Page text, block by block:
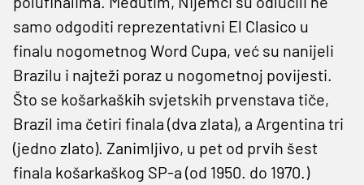
samo odgoditi reprezentativni El Clasico u
finalu nogometnog Word Cupa, već su nanijeli
Brazilu i najteži poraz u nogometnoj povijesti.
Što se košarkaških svjetskih prvenstava tiče,
Brazil ima četiri finala (dva zlata), a Argentina tri
(jedno zlato). Zanimljivo, u pet od prvih šest
finala košarkaškog SP-a (od 1950. do 1970.)